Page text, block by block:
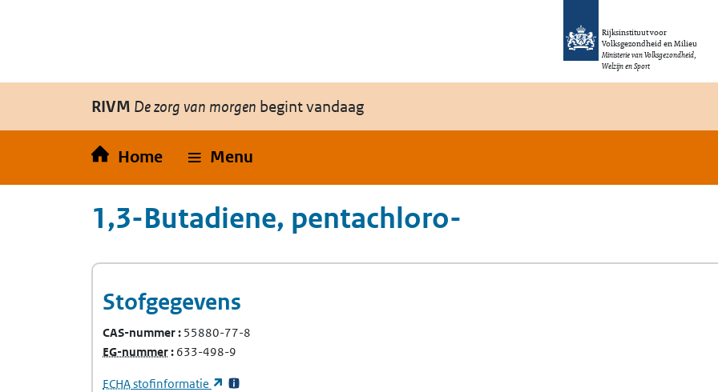
Rijksinstituut voor
Volksgezondheid en Milieu
Ministerie van Volksgezondheid,
Welzijn en Sport
RIVM De zorg van morgen begint vandaag
Home Menu
1,3-Butadiene, pentachloro-
Stofgegevens
CAS-nummer 55880-77-8
EG-nummer(Europees Gemeenschap-nummer)
633-498-9
ECHA(Europees Agentschap voor chemische stoffen)
stofinformatie
(opent in een nieuw tabblad)